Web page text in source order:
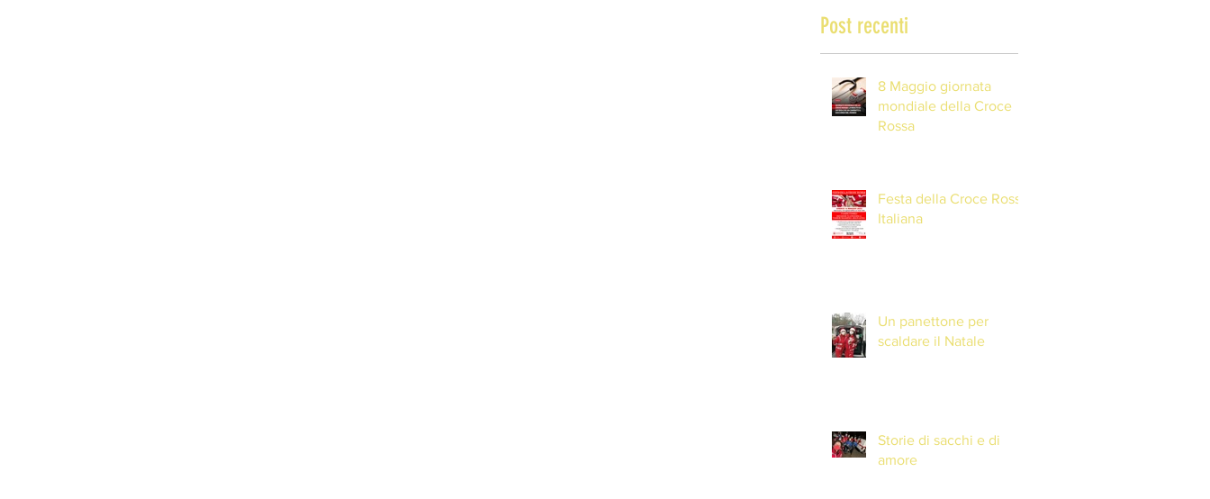
Post recenti
8 Maggio giornata
mondiale della Croce
Rossa
Festa della Croce Rossa
Italiana
Un panettone per
scaldare il Natale
Storie di sacchi e di
amore